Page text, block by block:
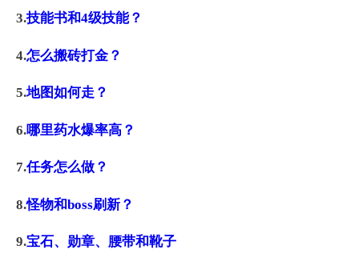
3.技能书和4级技能？
4.怎么搬砖打金？
5.地图如何走？
6.哪里药水爆率高？
7.任务怎么做？
8.怪物和boss刷新？
9.宝石、勋章、腰带和靴子